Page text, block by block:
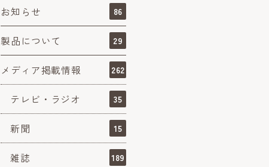
お知らせ 86
製品について 29
メディア掲載情報 262
テレビ・ラジオ 35
新聞 15
雑誌 189